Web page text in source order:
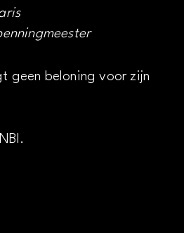
geen beloning voor zijn